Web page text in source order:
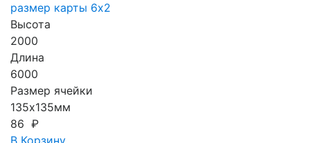
размер карты 6х2
Высота
2000
Длина
6000
Размер ячейки
135х135мм
86 ₽
В Корзину